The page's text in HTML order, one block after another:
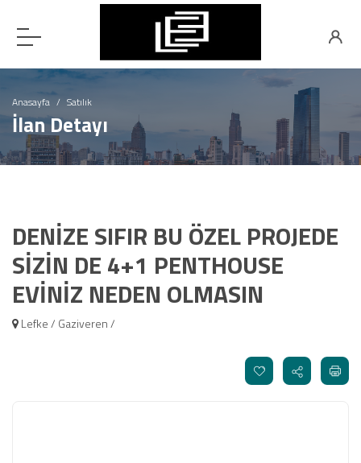
Anasayfa Satılık
İlan Detayı
DENİZE SIFIR BU ÖZEL PROJEDE
SİZİN DE 4+1 PENTHOUSE
EVİNİZ NEDEN OLMASIN
Lefke / Gaziveren /